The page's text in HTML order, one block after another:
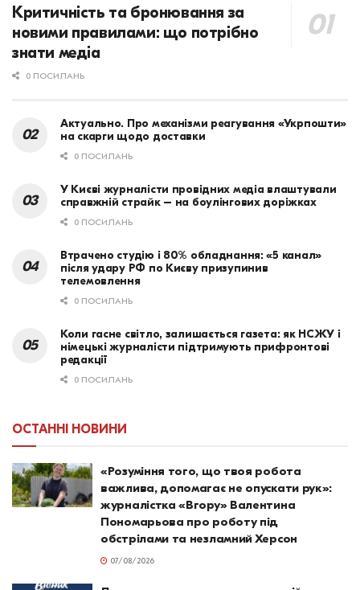
Критичність та бронювання за
новими правилами: що потрібно
знати медіа
0 ПОСИЛАНЬ
Актуально. Про механізми реагування «Укрпошти»
на скарги щодо доставки
0 ПОСИЛАНЬ
У Києві журналісти провідних медіа влаштували
справжній страйк – на боулінгових доріжках
0 ПОСИЛАНЬ
Втрачено студію і 80% обладнання: «5 канал»
після удару РФ по Києву призупинив
телемовлення
0 ПОСИЛАНЬ
Коли гасне світло, залишається газета: як НСЖУ і
німецькі журналісти підтримують прифронтові
редакції
0 ПОСИЛАНЬ
ОСТАННІ НОВИНИ
«Розуміння того, що твоя робота
важлива, допомагає не опускати рук»:
журналістка «Вгору» Валентина
Пономарьова про роботу під
обстрілами та незламний Херсон
07/08/2026